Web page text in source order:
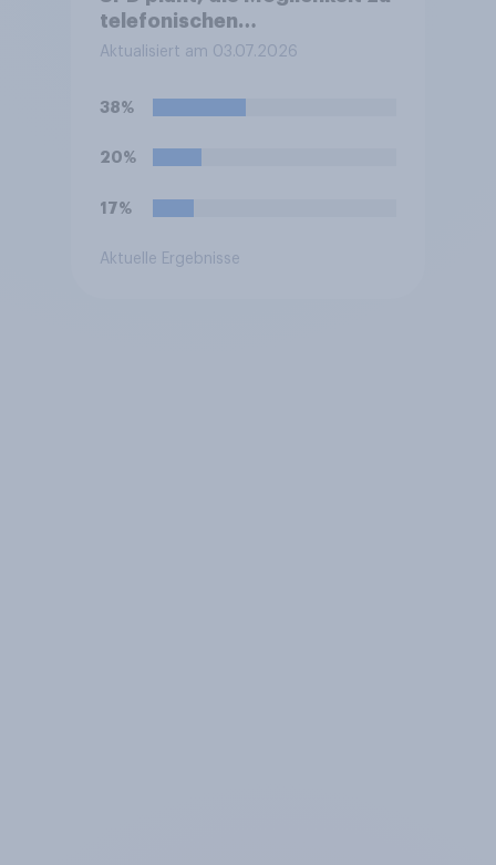
telefonischen
Krankschreibungen für
Praxisbesuch abzuschaffen.
Befürworten Sie das oder
lehnen Sie es ab?
Aktualisiert am 03.07.2026
38%
20%
17%
Aktuelle Ergebnisse